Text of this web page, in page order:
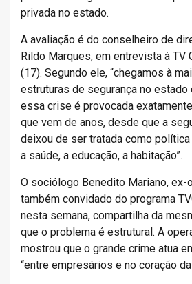
privada no estado.
A avaliação é do conselheiro de
Rildo Marques, em entrevista à TV
(17). Segundo ele, “chegamos à
estruturas de segurança no estado
essa crise é provocada
que vem de anos, desde que a
deixou de ser tratada como
a saúde, a educação, a habitação”.
O sociólogo Benedito Mariano,
também convidado do programa
nesta semana, compartilha da
que o problema é estrutural. A
mostrou que o grande crime atua
“entre empresários e no coração